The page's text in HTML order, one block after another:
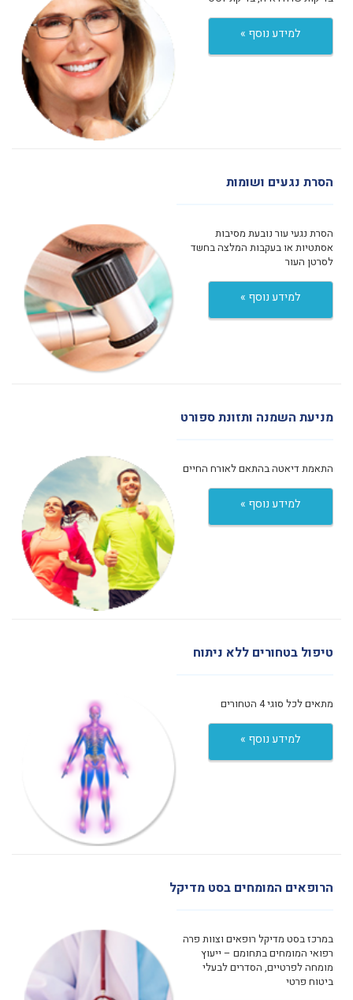
למידע נוסף »
הסרת נגעים ושומות
הסרת נגעי עור נובעת מסיבות
אסתטיות או בעקבות המלצה בחשד
לסרטן העור
למידע נוסף »
מניעת השמנה ותזונת ספורט
התאמת דיאטה בהתאם לאורח החיים
למידע נוסף »
טיפול בטחורים ללא ניתוח
מתאים לכל סוגי 4 הטחורים
למידע נוסף »
הרופאים המומחים בסט מדיקל
במרכז בסט מדיקל רופאים וצוות פרה
רפואי המומחים בתחומם – ייעוץ
מומחה לפרטיים, הסדרים לבעלי
ביטוח פרטי